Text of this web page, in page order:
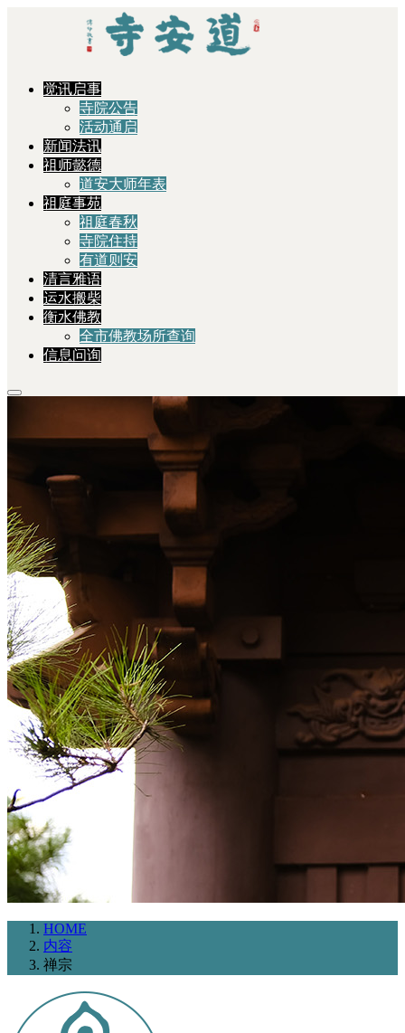
觉讯启事
寺院公告
活动通启
新闻法讯
祖师懿德
道安大师年表
祖庭事苑
祖庭春秋
寺院住持
有道则安
清言雅语
运水搬柴
衡水佛教
全市佛教场所查询
信息问询
HOME
内容
禅宗